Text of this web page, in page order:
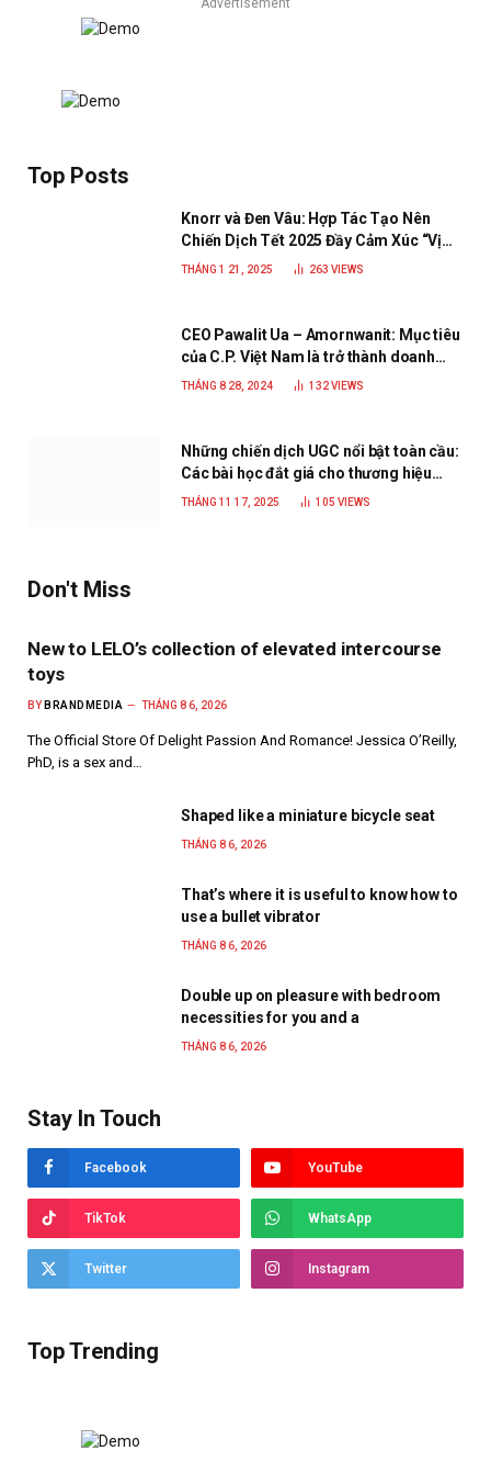
Top Posts
Knorr và Đen Vâu: Hợp Tác Tạo Nên
Chiến Dịch Tết 2025 Đầy Cảm Xúc “Vị
Nhà”
THÁNG 1 21, 2025 263 VIEWS
CEO Pawalit Ua – Amornwanit: Mục tiêu
của C.P. Việt Nam là trở thành doanh
nghiệp xanh, phát triển bền vững
THÁNG 8 28, 2024 132VIEWS
Những chiến dịch UGC nổi bật toàn cầu:
Các bài học đắt giá cho thương hiệu
năm 2025
THÁNG 11 17, 2025 105 VIEWS
Don't Miss
New to LELO’s collection of elevated intercourse
toys
BY BRANDMEDIA THÁNG 8 6, 2026
The Official Store Of Delight Passion And Romance! Jessica O’Reilly,
PhD, is a sex and…
Shaped like a miniature bicycle seat
THÁNG 8 6, 2026
That’s where it is useful to know how to
use a bullet vibrator
THÁNG 8 6, 2026
Double up on pleasure with bedroom
necessities for you and a
THÁNG 8 6, 2026
Stay In Touch
Facebook YouTube
TikTok WhatsApp
Twitter Instagram
Top Trending